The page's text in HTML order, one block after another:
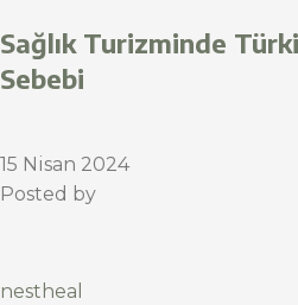
Sağlık Turizminde
Sebebi
15 Nisan 2024
Posted by
nestheal